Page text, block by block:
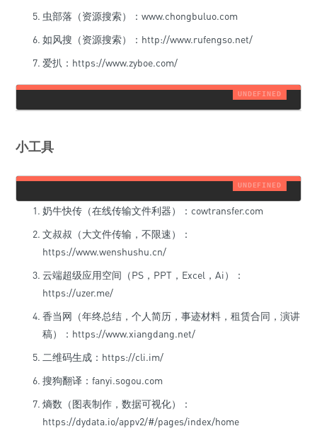
虫部落（资源搜索）：www.chongbuluo.com
如风搜（资源搜索）：http://www.rufengso.net/
爱扒：https://www.zyboe.com/
小工具
奶牛快传（在线传输文件利器）：cowtransfer.com
文叔叔（大文件传输，不限速）：
https://www.wenshushu.cn/
云端超级应用空间（PS，PPT，Excel，Ai）：
https://uzer.me/
香当网（年终总结，个人简历，事迹材料，租赁合同，演讲
稿）：https://www.xiangdang.net/
二维码生成：https://cli.im/
搜狗翻译：fanyi.sogou.com
熵数（图表制作，数据可视化）：
https://dydata.io/appv2/#/pages/index/home